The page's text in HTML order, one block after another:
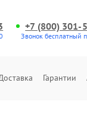
+7 (800) 301-
Звонок бесплатный
Гарантии